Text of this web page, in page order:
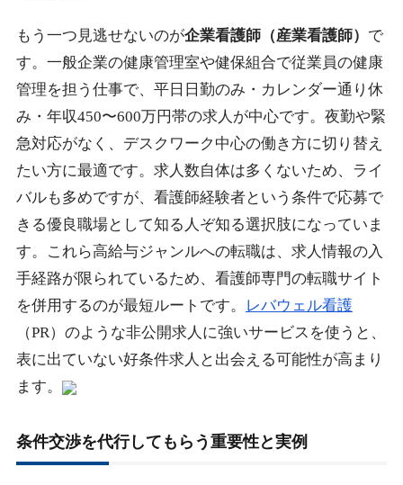
もう一つ見逃せないのが企業看護師（産業看護師） で
す。一般企業の健康管理室や健保組合で従業員の健康
管理を担う仕事で、平日日勤のみ・カレンダー通り休
み・年収450〜600万円帯の求人が中心です。夜勤や緊
急対応がなく、デスクワーク中心の働き方に切り替え
たい方に最適です。求人数自体は多くないため、ライ
バルも多めですが、看護師経験者という条件で応募で
きる優良職場として知る人ぞ知る選択肢になっていま
す。これら高給与ジャンルへの転職は、求人情報の入
手経路が限られているため、看護師専門の転職サイト
を併用するのが最短ルートです。
レバウェル看護
（PR）のような非公開求人に強いサービスを使うと、
表に出ていない好条件求人と出会える可能性が高まり
ます。
条件交渉を代行してもらう重要性と実例